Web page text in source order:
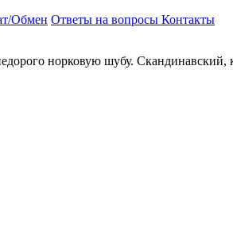
Обмен Ответы на вопросы Контакты
норковую шубу.